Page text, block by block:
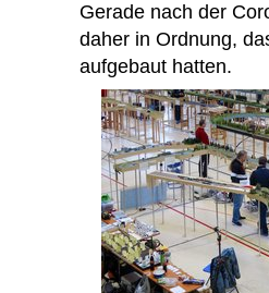
Gerade nach der
daher in Ordnung,
aufgebaut hatten.